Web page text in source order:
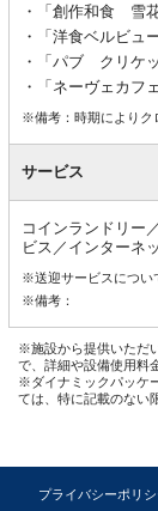
「創作和食 雪
「洋食ベルビ
「パブ クリケ
「ネーヴェカ
※備考：時期によりク
サービス
コインランドリー
ビス／インターネ
※送迎サービスについ
※備考：
※施設から提供いただ
で、詳細や設備使用料
※ダイナミックパッケ
ては、特に記載のない
プライバシーポリシ